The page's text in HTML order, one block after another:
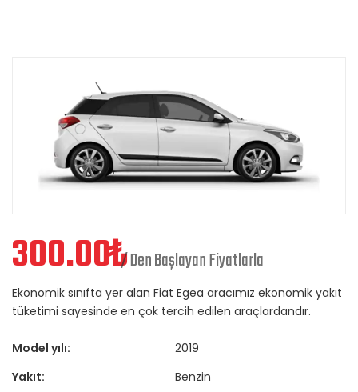
300.00₺ / Den Başlayan Fiyatlarla
Ekonomik sınıfta yer alan Fiat Egea aracımız ekonomik yakıt
tüketimi sayesinde en çok tercih edilen araçlardandır.
Model yılı:
2019
Yakıt:
Benzin